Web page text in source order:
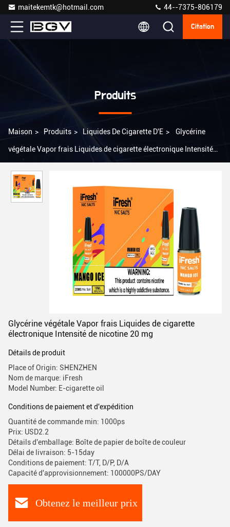
maitekemtk@hotmail.com 44--7375-806179
Citation
Produits
Maison > Produits > Liquides De Cigarette D'E > Glycérine
végétale Vapor frais Liquides de cigarette électronique Intensité
Glycérine végétale Vapor frais Liquides de cigarette
électronique Intensité de nicotine 20 mg
Détails de produit
Place of Origin: SHENZHEN
Nom de marque: iFresh
Model Number: E-cigarette oil
Conditions de paiement et d'expédition
Quantité de commande min: 1000ps
Prix: USD2.2
Détails d'emballage: Boîte de papier de boîte de couleur
Délai de livraison: 5-15day
Conditions de paiement: T/T, D/P, D/A
Capacité d'approvisionnement: 100000PS/DAY
Obtenez le meilleur prix